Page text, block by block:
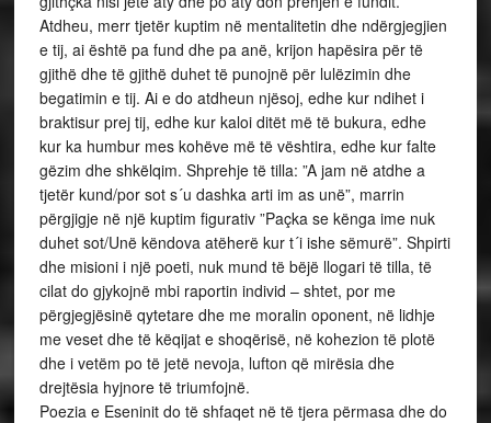
Atdheu, merr tjetër kuptim në mentalitetin dhe ndërgjegjien
e tij, ai është pa fund dhe pa anë, krijon hapësira për të
gjithë dhe të gjithë duhet të punojnë për lulëzimin dhe
begatimin e tij. Ai e do atdheun njësoj, edhe kur ndihet i
braktisur prej tij, edhe kur kaloi ditët më të bukura, edhe
kur ka humbur mes kohëve më të vështira, edhe kur falte
gëzim dhe shkëlqim. Shprehje të tilla: ”A jam në atdhe a
tjetër kund/por sot s´u dashka arti im as unë”, marrin
përgjigje në një kuptim figurativ ”Paçka se kënga ime nuk
duhet sot/Unë këndova atëherë kur t´i ishe sëmurë”. Shpirti
dhe misioni i një poeti, nuk mund të bëjë llogari të tilla, të
cilat do gjykojnë mbi raportin individ – shtet, por me
përgjegjësinë qytetare dhe me moralin oponent, në lidhje
me veset dhe të këqijat e shoqërisë, në kohezion të plotë
dhe i vetëm po të jetë nevoja, lufton që mirësia dhe
drejtësia hyjnore të triumfojnë.
Poezia e Eseninit do të shfaqet në të tjera përmasa dhe do